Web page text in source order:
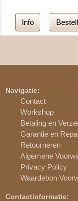
Navigatie:
Contact
Workshop
Betaling en
Garantie en
Retourneren
Algemene
Privacy Policy
Waardebon
Contactinformatie: